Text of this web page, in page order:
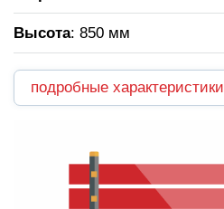
Высота: 850 мм
подробные характеристики